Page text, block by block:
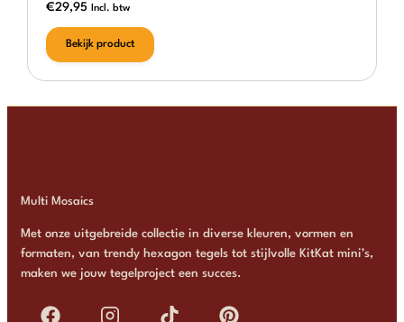
€29,95 Incl. btw
Bekijk product
Multi Mosaics
Met onze uitgebreide collectie in diverse kleuren, vormen en
formaten, van trendy hexagon tegels tot stijlvolle KitKat mini’s,
maken we jouw tegelproject een succes.